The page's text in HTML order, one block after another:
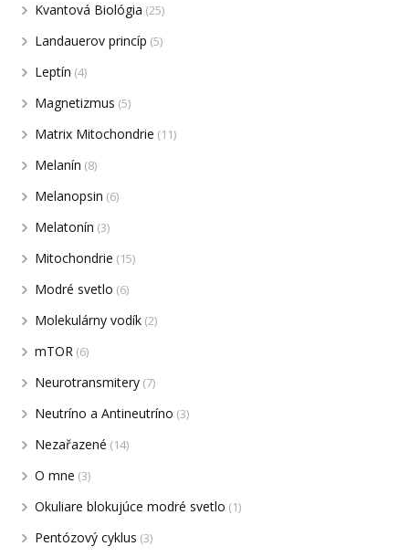
Kvantová Biológia (25)
Landauerov princíp (5)
Leptín (4)
Magnetizmus (5)
Matrix Mitochondrie (11)
Melanín (8)
Melanopsin (6)
Melatonín (3)
Mitochondrie (15)
Modré svetlo (6)
Molekulárny vodík (2)
mTOR (6)
Neurotransmitery (7)
Neutríno a Antineutríno (3)
Nezařazené (14)
O mne (3)
Okuliare blokujúce modré svetlo (1)
Pentózový cyklus (3)